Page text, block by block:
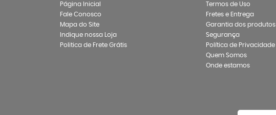
Página Inicial
Fale Conosco
Mapa do Site
Indique nossa Loja
Politica de Frete Grátis
Termos de Uso
Fretes e Entrega
Garantia dos produtos
Segurança
Política de Privacidade
Quem Somos
Onde estamos